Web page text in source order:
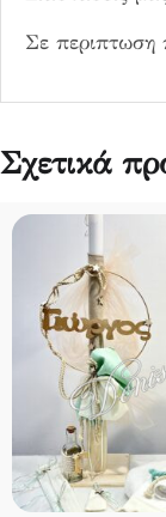
Σε περιπτωση
Σχετικά